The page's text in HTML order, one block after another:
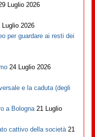
Luglio 2026
Luglio 2026
per guardare ai resti dei
24 Luglio 2026
e la caduta (degli
a Bologna 21 Luglio
cattivo della società 21